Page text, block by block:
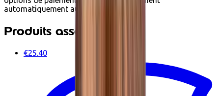
automatiquement au paiement.
Produits associés
€25.40